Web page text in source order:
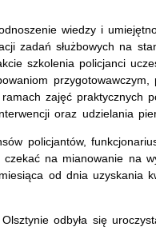
wiedzy i
zadań służbowych na
szkolenia policjanci
przygotowawczym,
zajęć praktycznych
oraz udzielania
policjantów,
na mianowanie na
od dnia uzyskania
odbyła się